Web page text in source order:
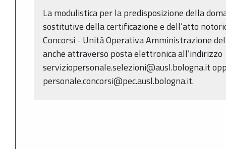
La modulistica per la predisposizione della
sostitutive della certificazione e dell’atto
Concorsi - Unità Operativa Amministrazione
anche attraverso posta elettronica all’indirizzo
serviziopersonale.selezioni@ausl.bologna.it
personale.concorsi@pec.ausl.bologna.it.